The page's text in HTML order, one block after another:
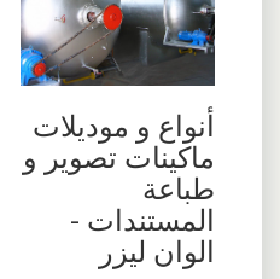
أنواع و موديلات
ماكينات تصوير و
طباعة
المستندات -
الوان ليزر